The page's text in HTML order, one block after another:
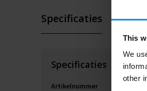
This
We
other
Specificaties
Specificaties
Artikelnummer